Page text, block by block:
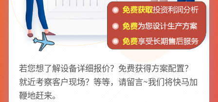
若您想了解设备详细报价？免费获得方案配置？
就近考察客户现场？等等，请留言~我们将快马加
鞭地赶来。